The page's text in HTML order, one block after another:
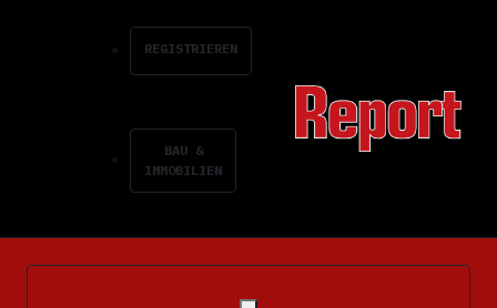
REGISTRIEREN
BAU &
IMMOBILIEN